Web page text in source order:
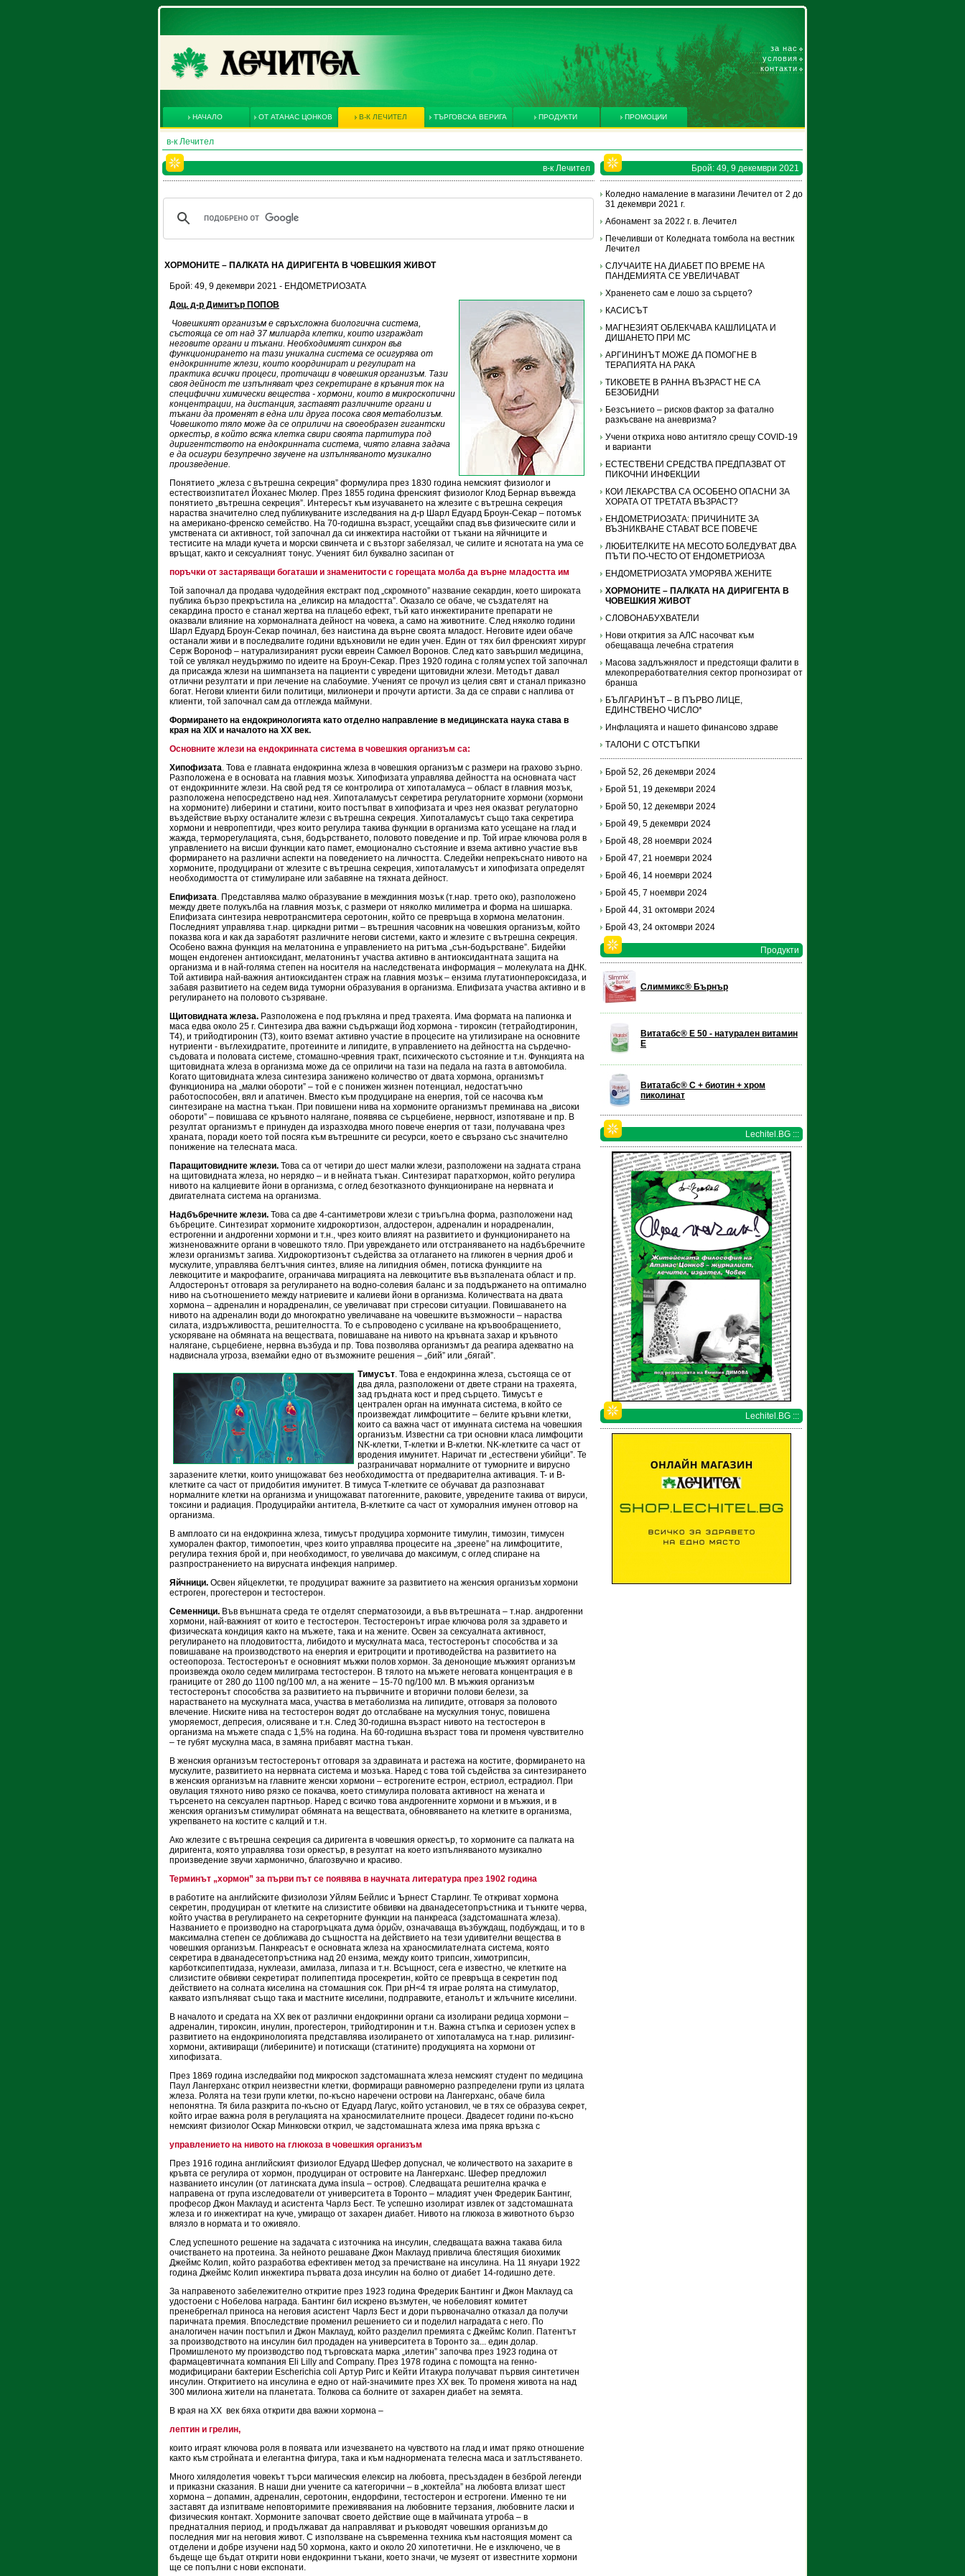
за нас
условия
контакти
НАЧАЛО ОТ АТАНАС ЦОНКОВ В-К ЛЕЧИТЕЛ ТЪРГОВСКА ВЕРИГА ПРОДУКТИ ПРОМОЦИИ
в-к Лечител
в-к Лечител
ХОРМОНИТЕ – ПАЛКАТА НА ДИРИГЕНТА В ЧОВЕШКИЯ ЖИВОТ
Брой: 49, 9 декември 2021 - ЕНДОМЕТРИОЗАТА
Доц. д-р Димитър ПОПОВ
Човешкият организъм е свръхсложна биологична система,
състояща се от над 37 милиарда клетки, които изграждат
неговите органи и тъкани. Необходимият синхрон във
функционирането на тази уникална система се осигурява от
ендокринните жлези, които координират и регулират на
практика всички процeси, протичащи в човешкия организъм. Тази
своя дейност те изпълняват чрез секретиране в кръвния ток на
специфични химически вещества - хормони, които в микроскопични
концентрации, на дистанция, заставят различните органи и
тъкани да променят в една или друга посока своя метаболизъм.
Човешкото тяло може да се оприличи на своеобразен гигантски
оркестър, в който всяка клетка свири своята партитура под
диригентството на ендокринната система, чиято главна задача
е да осигури безупречно звучене на изпълняваното музикално
произведение.
Понятието „жлеза с вътрешна секреция” формулира през 1830 година немският физиолог и
естествоизпитател Йоханес Мюлер. През 1855 година френският физиолог Клод Бернар въвежда
понятието „вътрешна секреция”. Интересът към изучаването на жлезите с вътрешна секреция
нараства значително след публикуваните изследвания на д-р Шарл Едуард Броун-Секар – потомък
на американо-френско семейство. На 70-годишна възраст, усещайки спад във физическите сили и
умствената си активност, той започнал да си инжектира настойки от тъкани на яйчниците и
тестисите на млади кучета и морски свинчета и с възторг забелязал, че силите и яснотата на ума се
връщат, както и сексуалният тонус. Ученият бил буквално засипан от
поръчки от застаряващи богаташи и знаменитости с горещата молба да върне младостта им
Той започнал да продава чудодейния екстракт под „скромното” название секардин, което широката
публика бързо прекръстила на „еликсир на младостта”. Оказало се обаче, че създателят на
секардина просто е станал жертва на плацебо ефект, тъй като инжектираните препарати не
оказвали влияние на хормоналната дейност на човека, а само на животните. След няколко години
Шарл Едуард Броун-Секар починал, без наистина да върне своята младост. Неговите идеи обаче
останали живи и в последвалите години вдъхновили не един учен. Един от тях бил френският хирург
Серж Вороноф – натурализираният руски евреин Самюел Воронов. След като завършил медицина,
той се увлякал неудържимо по идеите на Броун-Секар. През 1920 година с голям успех той започнал
да присажда жлези на шимпанзета на пациенти с увредени щитовидни жлези. Методът давал
отлични резултати и при лечение на слабоумие. Ученият се прочул из целия свят и станал приказно
богат. Негови клиенти били политици, милионери и прочути артисти. За да се справи с наплива от
клиенти, той започнал сам да отглежда маймуни.
Формирането на ендокринологията като отделно направление в медицинската наука става в
края на XIX и началото на XX век.
Основните жлези на ендокринната система в човешкия организъм са:
Хипофизата. Това е главната ендокринна жлеза в човешкия организъм с размери на грахово зърно.
Разположена е в основата на главния мозък. Хипофизата управлява дейността на основната част
от ендокринните жлези. На свой ред тя се контролира от хипоталамуса – област в главния мозък,
разположена непосредствено над нея. Хипоталамусът секретира регулаторните хормони (хормони
на хормоните) либерини и статини, които постъпват в хипофизата и чрез нея оказват регулаторно
въздействие върху останалите жлези с вътрешна секреция. Хипоталамусът също така секретира
хормони и невропептиди, чрез които регулира такива функции в организма като усещане на глад и
жажда, терморегулацията, съня, бодърстването, половото поведение и пр. Той играе ключова роля в
управлението на висши функции като памет, емоционално състояние и взема активно участие във
формирането на различни аспекти на поведението на личността. Следейки непрекъснато нивото на
хормоните, продуцирани от жлезите с вътрешна секреция, хипоталамусът и хипофизата определят
необходимостта от стимулиране или забавяне на тяхната дейност.
Епифизата. Представлява малко образувание в междинния мозък (т.нар. трето око), разположено
между двете полукълба на главния мозък, с размери от няколко милиметра и форма на шишарка.
Епифизата синтезира невротрансмитера серотонин, който се превръща в хормона мелатонин.
Последният управлява т.нар. циркадни ритми – вътрешния часовник на човешкия организъм, който
показва кога и как да заработят различните негови системи, както и жлезите с вътрешна секреция.
Особено важна функция на мелатонина е управлението на ритъма „сън-бодърстване”. Бидейки
мощен ендогенен антиоксидант, мелатонинът участва активно в антиоксидантната защита на
организма и в най-голяма степен на носителя на наследствената информация – молекулата на ДНК.
Той активира най-важния антиоксидантен страж на главния мозък – ензима глутатионпероксидаза, и
забавя развитието на седем вида туморни образувания в организма. Епифизата участва активно и в
регулирането на половото съзряване.
Щитовидната жлеза. Разположена е под гръкляна и пред трахеята. Има формата на папионка и
маса едва около 25 г. Синтезира два важни съдържащи йод хормона - тироксин (тетрайодтиронин,
T4), и трийодтиронин (T3), които вземат активно участие в процесите на утилизиране на основните
нутриенти - въглехидратите, протеините и липидите, в управлението на дейността на сърдечно-
съдовата и половата системе, стомашно-чревния тракт, психическото състояние и т.н. Функцията на
щитовидната жлеза в организма може да се оприличи на тази на педала на газта в автомобила.
Когато щитовидната жлеза синтезира занижено количество от двата хормона, организмът
функционира на „малки обороти” – той е с понижен жизнен потенциал, недостатъчно
работоспособен, вял и апатичен. Вместо към продуциране на енергия, той се насочва към
синтезиране на мастна тъкан. При повишени нива на хормоните организмът преминава на „високи
обороти” – повишава се кръвното налягане, появява се сърцебиене, нервност, изпотяване и пр. В
резултат организмът е принуден да изразходва много повече енергия от тази, получавана чрез
храната, поради което той посяга към вътрешните си ресурси, което е свързано със значително
понижение на телесната маса.
Паращитовидните жлези. Това са от четири до шест малки жлези, разположени на задната страна
на щитовидната жлеза, но нерядко – и в нейната тъкан. Синтезират паратхормон, който регулира
нивото на калциевите йони в организма, с оглед безотказното функциониране на нервната и
двигателната система на организма.
Надбъбречните жлези. Това са две 4-сантиметрови жлези с триъгълна форма, разположени над
бъбреците. Синтезират хормоните хидрокортизон, алдостерон, адреналин и норадреналин,
естрогенни и андрогенни хормони и т.н., чрез които влияят на развитието и функционирането на
жизненоважните органи в човешкото тяло. При увреждането или отстраняването на надбъбречните
жлези организмът загива. Хидрокортизонът съдейства за отлагането на гликоген в черния дроб и
мускулите, управлява белтъчния синтез, влияе на липидния обмен, потиска функциите на
левкоцитите и макрофагите, ограничава миграцията на левкоцитите във възпалената област и пр.
Алдостеронът отговаря за регулирането на водно-солевия баланс и за поддържането на оптимално
ниво на съотношението между натриевите и калиеви йони в организма. Количествата на двата
хормона – адреналин и норадреналин, се увеличават при стресови ситуации. Повишаването на
нивото на адреналин води до многократно увеличаване на човешките възможности – нараства
силата, издръжливостта, решителността. То е съпроводено с усилване на кръвообращението,
ускоряване на обмяната на веществата, повишаване на нивото на кръвната захар и кръвното
налягане, сърцебиене, нервна възбуда и пр. Това позволява организмът да реагира адекватно на
надвиснала угроза, вземайки едно от възможните решения – „бий” или „бягай”.
Тимусът. Това е ендокринна жлеза, състояща се от
два дяла, разположени от двете страни на трахеята,
зад гръдната кост и пред сърцето. Тимусът е
централен орган на имунната система, в който се
произвеждат лимфоцитите – белите кръвни клетки,
които са важна част от имунната система на човешкия
организъм. Известни са три основни класа лимфоцити
NK-клетки, Т-клетки и В-клетки. NK-клетките са част от
вродения имунитет. Наричат ги „естествени убийци”. Те
разграничават нормалните от туморните и вирусно
заразените клетки, които унищожават без необходимостта от предварителна активация. T- и B-
клетките са част от придобития имунитет. В тимуса Т-клетките се обучават да разпознават
нормалните клетки на организма и унищожават патогенните, раковите, увредените такива от вируси,
токсини и радиация. Продуцирайки антитела, В-клетките са част от хуморалния имунен отговор на
организма.
В амплоато си на ендокринна жлеза, тимусът продуцира хормоните тимулин, тимозин, тимусен
хуморален фактор, ­тимопоетин, чрез които управлява процесите на „зреене” на лимфоцитите,
регулира техния брой и, при необходимост, го увеличава до максимум, с оглед спиране на
разпространението на вирусната инфекция например.
Яйчници. Освен яйцеклетки, те продуцират важните за развитието на женския организъм хормони
естроген, прогестерон и тестостерон.
Семенници. Във външната среда те отделят сперматозоиди, а във вътрешната – т.нар. андрогенни
хормони, най-важният от които е тестостерон. Тестостеронът играе ключова роля за здравето и
физическата кондиция както на мъжете, така и на жените. Освен за сексуалната активност,
регулирането на плодовитостта, либидото и мускулната маса, тестостеронът способства и за
повишаване на производството на енергия и еритроцити и противодейства на развитието на
остеопороза. Тестостеронът е основният мъжки полов хормон. За денонощие мъжкият организъм
произвежда около седем милиграма тестостерон. В тялото на мъжете неговата концентрация е в
границите от 280 до 1100 ng/100 мл, а на жените – 15-70 ng/100 мл. В мъжкия организъм
тестостеронът способства за развитието на първичните и вторични полови белези, за
нарастването на мускулната маса, участва в метаболизма на липидите, отговаря за половото
влечение. Ниските нива на тестостерон водят до отслабване на мускулния тонус, повишена
уморяемост, депресия, олисяване и т.н. След 30-годишна възраст нивото на тестостерон в
организма на мъжете спада с 1,5% на година. На 60-годишна възраст това ги променя чувствително
– те губят мускулна маса, в замяна прибавят мастна тъкан.
В женския организъм тестостеронът отговаря за здравината и растежа на костите, формирането на
мускулите, развитието на нервната система и мозъка. Наред с това той съдейства за синтезирането
в женския организъм на главните женски хормони – естрогените естрон, естриол, естрадиол. При
овулация тяхното ниво рязко се покачва, което стимулира половата активност на жената и
търсенето на сексуален партньор. Наред с всичко това андрогенните хормони и в мъжкия, и в
женския организъм стимулират обмяната на веществата, обновяването на клетките в организма,
укрепването на костите с калций и т.н.
Ако жлезите с вътрешна секреция са диригента в човешкия оркестър, то хормоните са палката на
диригента, която управлява този оркестър, в резултат на което изпълняваното музикално
произведение звучи хармонично, благозвучно и красиво.
Терминът „хормон” за първи път се появява в научната литература през 1902 година
в работите на английските физиолози Уйлям Бейлис и Ърнест Старлинг. Те откриват хормона
секретин, продуциран от клетките на слизистите обвивки на дванадесетопръстника и тънките черва,
който участва в регулирането на секреторните функции на панкреаса (задстомашната жлеза).
Названието е производно на старогръцката дума ὁρμῶν, означаваща възбуждащ, подбуждащ, и то в
максимална степен се доближава до същността на действието на тези удивителни вещества в
човешкия организъм. Панкреасът е основната жлеза на храносмилателната система, която
секретира в дванадесетопръстника над 20 ензима, между които трипсин, химотрипсин,
карботксипептидаза, нуклеази, амилаза, липаза и т.н. Всъщност, сега е известно, че клетките на
слизистите обвивки секретират полипептида просекретин, който се превръща в секретин под
действието на солната киселина на стомашния сок. При рН<4 тя играе ролята на стимулатор,
каквато изпълняват също така и мастните киселини, подправките, етанолът и жлъчните киселини.
В началото и средата на XX век от различни ендокринни органи са изолирани редица хормони –
адреналин, тироксин, инулин, прогестерон, трийодтиронин и т.н. Важна стъпка и сериозен успех в
развитието на ендокринологията представлява изолирането от хипоталамуса на т.нар. рилизинг-
хормони, активиращи (либерините) и потискащи (статините) продукцията на хормони от
хипофизата.
През 1869 година изследвайки под микроскоп задстомашната жлеза немският студент по медицина
Паул Лангерханс открил неизвестни клетки, формиращи равномерно разпределени групи из цялата
жлеза. Ролята на тези групи клетки, по-късно наречени острови на Лангерханс, обаче била
непонятна. Тя била разкрита по-късно от Едуард Лагус, който установил, че в тях се образува секрет,
който играе важна роля в регулацията на храносмилателните процеси. Двадесет години по-късно
немският физиолог Оскар Минковски открил, че задстомашната жлеза има пряка връзка с
управлението на нивото на глюкоза в човешкия организъм
През 1916 година английският физиолог Едуард Шефер допуснал, че количеството на захарите в
кръвта се регулира от хормон, продуциран от островите на Лангерханс. Шефер предложил
названието инсулин (от латинската дума insula – остров). Следващата решителна крачка е
направена от група изследователи от университета в Торонто – младият учен Фредерик Бантинг,
професор Джон Маклауд и асистента Чарлз Бест. Те успешно изолират извлек от задстомашната
жлеза и го инжектират на куче, умиращо от захарен диабет. Нивото на глюкоза в животното бързо
влязло в нормата и то оживяло.
След успешното решение на задачата с източника на инсулин, следващата важна такава била
очистването на протеина. За нейното решаване Джон Маклауд привлича блестящия биохимик
Джеймс Колип, който разработва ефективен метод за пречистване на инсулина. На 11 януари 1922
година Джеймс Колип инжектира първата доза инсулин на болно от диабет 14-годишно дете.
За направеното забележително откритие през 1923 година Фредерик Бантинг и Джон Маклауд са
удостоени с Нобелова награда. Бантинг бил искрено възмутен, че нобеловият комитет
пренебрегнал приноса на неговия асистент Чарлз Бест и дори първоначално отказал да получи
паричната премия. Впоследствие променил решението си и поделил наградата с него. По
аналогичен начин постъпил и Джон Маклауд, който разделил премията с Джеймс Колип. Патентът
за производството на инсулин бил продаден на университета в Торонто за... един долар.
Промишленото му производство под търговската марка „илетин” започва през 1923 година от
фармацевтичната компания Eli Lilly and Company. През 1978 година с помощта на генно-
модифицирани бактерии Escherichia coli Артур Ригс и Кейти Итакура получават първия синтетичен
инсулин. Откритието на инсулина е едно от най-значимите през XX век. То променя живота на над
300 милиона жители на планетата. Толкова са болните от захарен диабет на земята.
В края на XX век бяха открити два важни хормона –
лептин и грелин,
които играят ключова роля в появата или изчезването на чувството на глад и имат пряко отношение
както към стройната и елегантна фигура, така и към наднормената телесна маса и затлъстяването.
Много хилядолетия човекът търси магическия елексир на любовта, пресъздаден в безброй легенди
и приказни сказания. В наши дни учените са категорични – в „коктейла” на любовта влизат шест
хормона – допамин, адреналин, серотонин, ендорфини, тестостерон и естрогени. Именно те ни
заставят да изпитваме неповторимите преживявания на любовните терзания, любовните ласки и
физическия контакт. Хормоните започват своето действие още в майчината утроба – в
преднаталния период, и продължават да направляват и ръководят човешкия организъм до
последния миг на неговия живот. С използване на съвременна техника към настоящия момент са
отделени и добре изучени над 50 хормона, както и около 20 хипотетични. Не е изключено, че в
бъдеще ще бъдат открити нови ендокринни тъкани, което значи, че музеят от известните хормони
ще се попълни с нови експонати.
Брой: 49, 9 декември 2021
Коледно намаление в магазини Лечител от 2 до
31 декември 2021 г.
Абонамент за 2022 г. в. Лечител
Печеливши от Коледната томбола на вестник
Лечител
СЛУЧАИТЕ НА ДИАБЕТ ПО ВРЕМЕ НА
ПАНДЕМИЯТА СЕ УВЕЛИЧАВАТ
Храненето сам е лошо за сърцето?
КАСИСЪТ
МАГНЕЗИЯТ ОБЛЕКЧАВА КАШЛИЦАТА И
ДИШАНЕТО ПРИ МС
АРГИНИНЪТ МОЖЕ ДА ПОМОГНЕ В
ТЕРАПИЯТА НА РАКА
ТИКОВЕТЕ В РАННА ВЪЗРАСТ НЕ СА
БЕЗОБИДНИ
Безсънието – рисков фактор за фатално
разкъсване на аневризма?
Учени откриха ново антитяло срещу COVID-19
и варианти
ЕСТЕСТВЕНИ СРЕДСТВА ПРЕДПАЗВАТ ОТ
ПИКОЧНИ ИНФЕКЦИИ
КОИ ЛЕКАРСТВА СА ОСОБЕНО ОПАСНИ ЗА
ХОРАТА ОТ ТРЕТАТА ВЪЗРАСТ?
ЕНДОМЕТРИОЗАТА: ПРИЧИНИТЕ ЗА
ВЪЗНИКВАНЕ СТАВАТ ВСЕ ПОВЕЧЕ
ЛЮБИТЕЛКИТЕ НА МЕСОТО БОЛЕДУВАТ ДВА
ПЪТИ ПО-ЧЕСТО ОТ ЕНДОМЕТРИОЗА
ЕНДОМЕТРИОЗАТА УМОРЯВА ЖЕНИТЕ
ХОРМОНИТЕ – ПАЛКАТА НА ДИРИГЕНТА В
ЧОВЕШКИЯ ЖИВОТ
СЛОВОНАБУХВАТЕЛИ
Нови открития за АЛС насочват към
обещаваща лечебна стратегия
Масова задлъжнялост и предстоящи фалити в
млекопреработвателния сектор прогнозират от
бранша
БЪЛГАРИНЪТ – В ПЪРВО ЛИЦЕ,
ЕДИНСТВЕНО ЧИСЛО*
Инфлацията и нашето финансово здраве
ТАЛОНИ С ОТСТЪПКИ
Брой 52, 26 декември 2024
Брой 51, 19 декември 2024
Брой 50, 12 декември 2024
Брой 49, 5 декември 2024
Брой 48, 28 ноември 2024
Брой 47, 21 ноември 2024
Брой 46, 14 ноември 2024
Брой 45, 7 ноември 2024
Брой 44, 31 октомври 2024
Брой 43, 24 октомври 2024
Продукти
Слиммикс® Бърнър
Витатабс® E 50 - натурален витамин
Е
Витатабс® С + биотин + хром
пиколинат
Lechitel.BG :::
Lechitel.BG :::